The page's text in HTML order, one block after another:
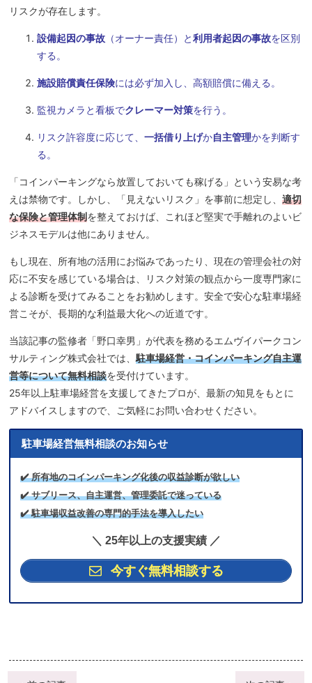
リスクが存在します。
設備起因の事故 （オーナー責任）と利用者起因の事故を区別
する。
施設賠償責任保険には必ず加入し、高額賠償に備える。
監視カメラと看板でクレーマー対策を行う。
リスク許容度に応じて、一括借り上げか自主管理かを判断す
る。
「コインパーキングなら放置しておいても稼げる」という安易な考
えは禁物です。しかし、「見えないリスク」を事前に想定し、適切
な保険と管理体制を整えておけば、これほど堅実で手離れのよいビ
ジネスモデルは他にありません。
もし現在、所有地の活用にお悩みであったり、現在の管理会社の対
応に不安を感じている場合は、リスク対策の観点から一度専門家に
よる診断を受けてみることをお勧めします。安全で安心な駐車場経
営こそが、長期的な利益最大化への近道です。
当該記事の監修者「野口幸男」が代表を務めるエムヴイパークコン
サルティング株式会社では、駐車場経営・コインパーキング自主運
営等について無料相談を受付けています。
25年以上駐車場経営を支援してきたプロが、最新の知見をもとに
アドバイスしますので、ご気軽にお問い合わせください。
駐車場経営無料相談のお知らせ
✔️ 所有地のコインパーキング化後の収益診断が欲しい
✔️ サブリース、自主運営、管理委託で迷っている
✔️ 駐車場収益改善の専門的手法を導入したい
＼ 25年以上の支援実績 ／
今すぐ無料相談する